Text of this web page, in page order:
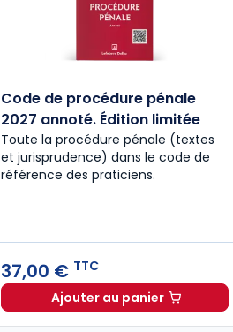
Code de procédure pénale
2027 annoté. Édition limitée
Toute la procédure pénale (textes
et jurisprudence) dans le code de
référence des praticiens.
37,00 € TTC
Ajouter au panier
Code de